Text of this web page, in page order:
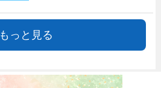
もっと見る